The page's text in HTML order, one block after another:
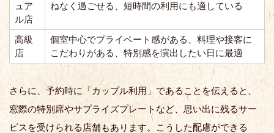
ュア
ル店
ねなく過ごせる、短時間の利用にも適している
高級
店
個室中心でプライベート感がある、料理や接客に
こだわりがある、特別感を演出したい日に最適
さらに、予約時に「カップル利用」であることを伝えると、
窓際の特別席やサプライズプレートなど、思い出に残るサー
ビスを受けられる店舗もあります。こうした配慮ができる